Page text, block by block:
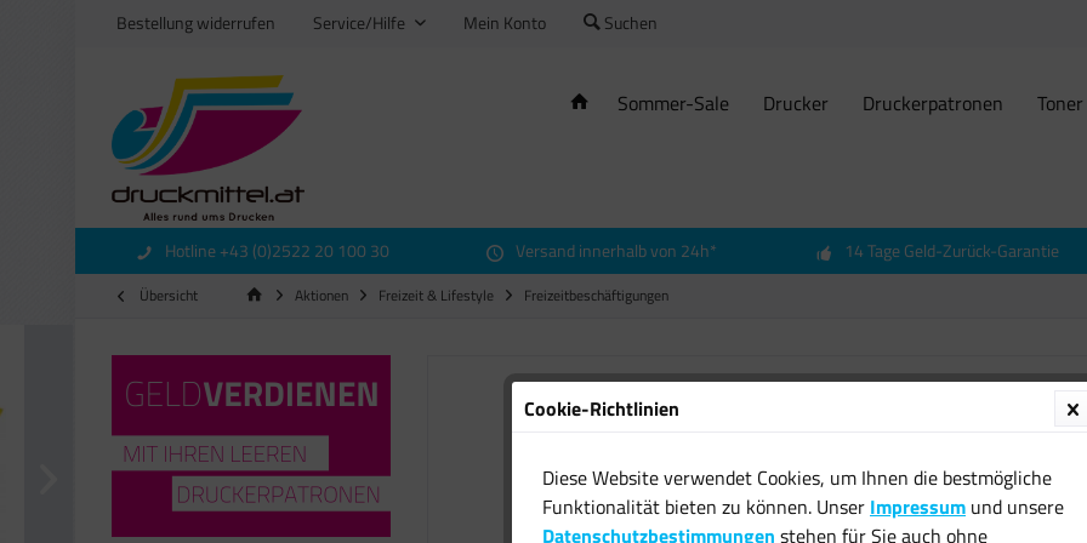
Bestellung widerrufen Service/Hilfe Mein Konto Suchen
Sommer-Sale Drucker Druckerpatronen Toner
Hotline +43 (0)2522 20 100 30 Versand innerhalb von 24h* 14 Tage Geld-Zurück-Garantie
Übersicht Aktionen Freizeit & Lifestyle Freizeitbeschäftigungen
54 cm
Cookie-Richtlinien
Diese Website verwendet Cookies, um Ihnen die bestmögliche
Funktionalität bieten zu können. Unser Impressum und unsere
Datenschutzbestimmungen stehen für Sie auch ohne